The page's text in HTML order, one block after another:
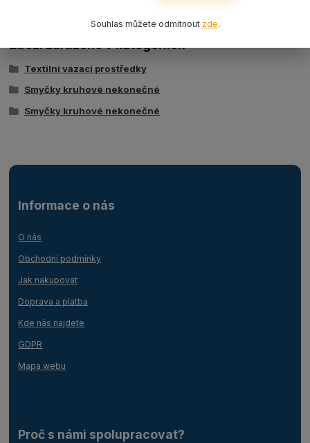
Zboží zařazeno v kategoriích
Textilní vázací prostředky
Smyčky kruhové nekonečné
Smyčky kruhové nekonečné
Informace o nás
O nás
Obchodní podmínky
Jak nakupovat
Doprava a platba
Kde nás najdete
GDPR
Mapa webu
Proč s námi spolupracovat?
Souhlas můžete odmítnout zde.